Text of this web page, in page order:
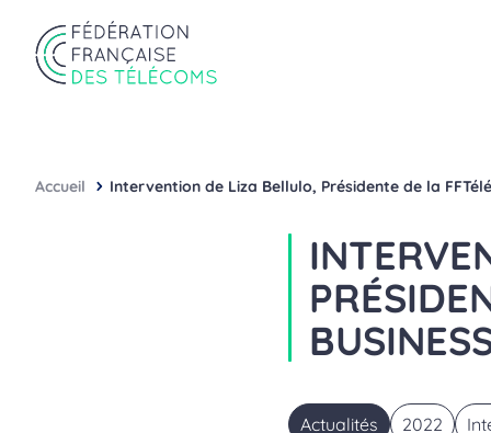
Accueil Intervention de Liza Bellulo, Présidente de la
Actualités 2022